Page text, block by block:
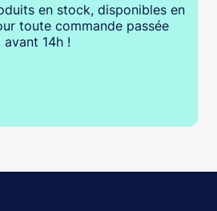
en stock, disponibles en
toute commande passée
avant 14h !